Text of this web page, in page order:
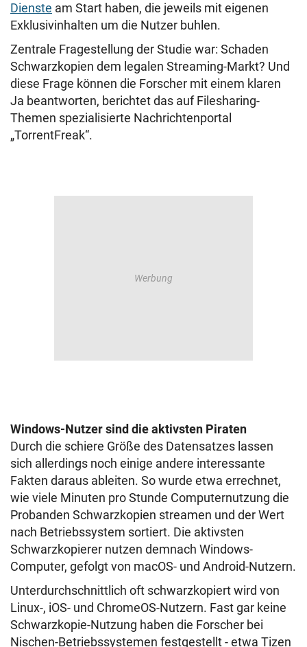
Dienste am Start haben, die jeweils mit eigenen
Exklusivinhalten um die Nutzer buhlen.
Zentrale Fragestellung der Studie war: Schaden
Schwarzkopien dem legalen Streaming-Markt? Und
diese Frage können die Forscher mit einem klaren
Ja beantworten, berichtet das auf Filesharing-
Themen spezialisierte Nachrichtenportal
„TorrentFreak“.
Windows-Nutzer sind die aktivsten Piraten
Durch die schiere Größe des Datensatzes lassen
sich allerdings noch einige andere interessante
Fakten daraus ableiten. So wurde etwa errechnet,
wie viele Minuten pro Stunde Computernutzung die
Probanden Schwarzkopien streamen und der Wert
nach Betriebssystem sortiert. Die aktivsten
Schwarzkopierer nutzen demnach Windows-
Computer, gefolgt von macOS- und Android-Nutzern.
Unterdurchschnittlich oft schwarzkopiert wird von
Linux-, iOS- und ChromeOS-Nutzern. Fast gar keine
Schwarzkopie-Nutzung haben die Forscher bei
Nischen-Betriebssystemen festgestellt - etwa Tizen